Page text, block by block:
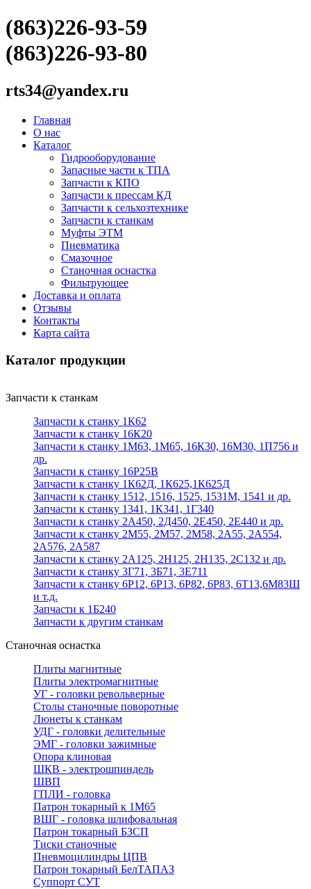
(863)226-93-59
(863)226-93-80
rts34@yandex.ru
Главная
О нас
Каталог
Гидрооборудование
Запасные части к ТПА
Запчасти к КПО
Запчасти к прессам КД
Запчасти к сельхозтехнике
Запчасти к станкам
Муфты ЭТМ
Пневматика
Смазочное
Станочная оснастка
Фильтрующее
Доставка и оплата
Отзывы
Контакты
Карта сайта
Каталог продукции
Запчасти к станкам
Запчасти к станку 1К62
Запчасти к станку 16К20
Запчасти к станку 1М63, 1М65, 16К30, 16М30, 1П756 и
др.
Запчасти к станку 16Р25В
Запчасти к станку 1К62Д, 1К625,1К625Д
Запчасти к станку 1512, 1516, 1525, 1531М, 1541 и др.
Запчасти к станку 1341, 1К341, 1Г340
Запчасти к станку 2А450, 2Д450, 2Е450, 2Е440 и др.
Запчасти к станку 2М55, 2М57, 2М58, 2А55, 2А554,
2А576, 2А587
Запчасти к станку 2А125, 2Н125, 2Н135, 2С132 и др.
Запчасти к станку 3Г71, 3Б71, 3Е711
Запчасти к станку 6Р12, 6Р13, 6Р82, 6Р83, 6Т13,6М83Ш
и т.д.
Запчасти к 1Б240
Запчасти к другим станкам
Станочная оснастка
Плиты магнитные
Плиты электромагнитные
УГ - головки револьверные
Столы станочные поворотные
Люнеты к станкам
УДГ - головки делительные
ЭМГ - головки зажимные
Опора клиновая
ШКВ - электрошпиндель
ШВП
ГПЛИ - головка
Патрон токарный к 1М65
ВШГ - головка шлифовальная
Патрон токарный БЗСП
Тиски станочные
Пневмоцилиндры ЦПВ
Патрон токарный БелТАПАЗ
Суппорт СУТ